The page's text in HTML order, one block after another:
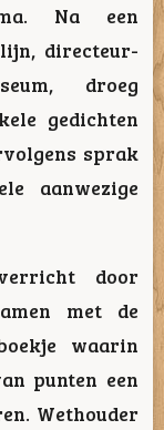
Na een
directeur-
droeg
gedichten
sprak
aanwezige
door
met de
waarin
punten een
Wethouder